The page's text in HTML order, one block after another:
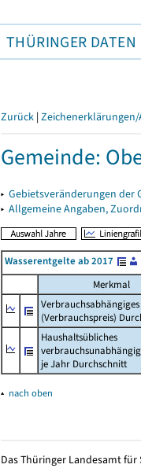
THÜRINGER DATEN
Zurück |
Gemeinde:
▸ Gebietsveränderungen der
▸ Allgemeine Angaben,
Wasserentgelte ab 2017
Merkmal
(Verbrauchspreis)
Haushaltsübliches
je Jahr Durchschnitt
▴ nach oben
Das Thüringer Landesamt